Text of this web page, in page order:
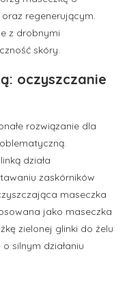
regenerującym.
z drobnymi
skóry.
oczyszczanie
rozwiązanie dla
działa
zaskórników
maseczka
jako maseczka
zielonej glinki do żelu
silnym działaniu